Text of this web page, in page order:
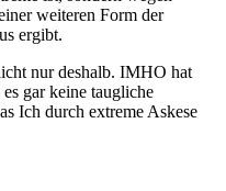
weiteren Form der
ergibt.
nur deshalb. IMHO hat
gar keine taugliche
Ich durch extreme Askese